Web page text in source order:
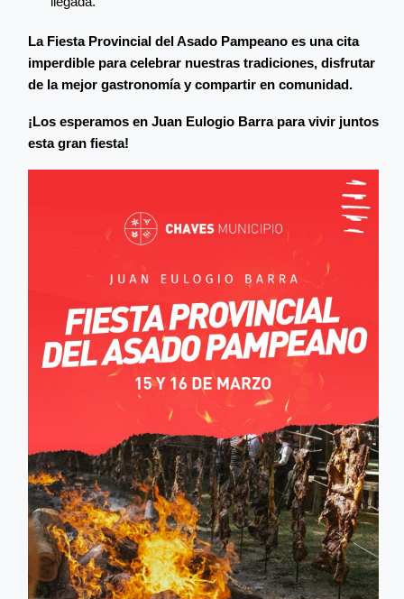
La Fiesta Provincial del Asado Pampeano es una cita
imperdible para celebrar nuestras tradiciones, disfrutar
de la mejor gastronomía y compartir en comunidad.
¡Los esperamos en Juan Eulogio Barra para vivir juntos
esta gran fiesta!